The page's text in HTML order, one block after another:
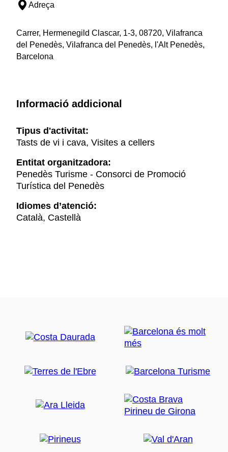
Adreça
Carrer, Hermenegild Clascar, 1-3, 08720, Vilafranca
del Penedès, Vilafranca del Penedès, l'Alt Penedès,
Barcelona
Informació addicional
Tipus d'activitat:
Tasts de vi i cava, Visites a cellers
Entitat organitzadora:
Penedès Turisme - Consorci de Promoció
Turística del Penedès
Idiomes d’atenció:
Català, Castellà